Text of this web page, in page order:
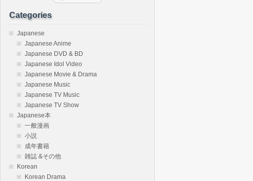
Categories
Japanese
Japanese Anime
Japanese DVD & BD
Japanese Idol Video
Japanese Movie & Drama
Japanese Music
Japanese TV Music
Japanese TV Show
Japanese本
一般漫画
小説
成年書籍
雑誌 &その他
Korean
Korean Drama